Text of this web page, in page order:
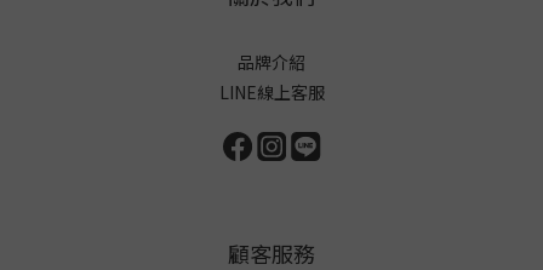
品牌介紹
LINE線上客服
顧客服務